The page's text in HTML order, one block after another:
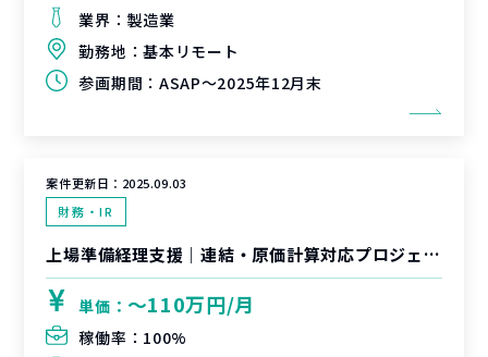
業界： 製造業
勤務地：基本リモート
参画期間： ASAP～2025年12月末
案件更新日： 2025.09.03
財務・IR
上場準備経理支援｜連結・原価計算対応プロジェクト
単価： 〜110万円/月
稼働率： 100%